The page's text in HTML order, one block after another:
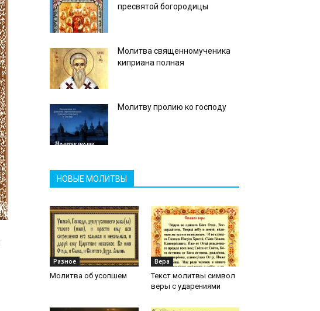
пресвятой богородицы
Молитва священномученика
киприана полная
Молитву пролию ко господу
НОВЫЕ МОЛИТВЫ
Разное
Молитва об усопшем
Вера
Текст молитвы символ
веры с ударениями